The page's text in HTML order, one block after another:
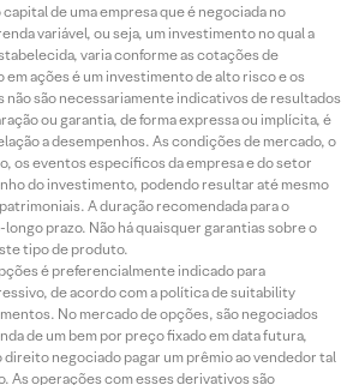
de uma empresa que é negociada no
variável, ou seja, um investimento no qual a
varia conforme as cotações de
ações é um investimento de alto risco e os
são necessariamente indicativos de resultados
ou garantia, de forma expressa ou implícita, é
a desempenhos. As condições de mercado, o
os eventos específicos da empresa e do setor
do investimento, podendo resultar até mesmo
A duração recomendada para o
prazo. Não há quaisquer garantias sobre o
tipo de produto.
é preferencialmente indicado para
de acordo com a política de suitability
No mercado de opções, são negociados
de um bem por preço fixado em data futura,
negociado pagar um prêmio ao vendedor tal
As operações com esses derivativos são